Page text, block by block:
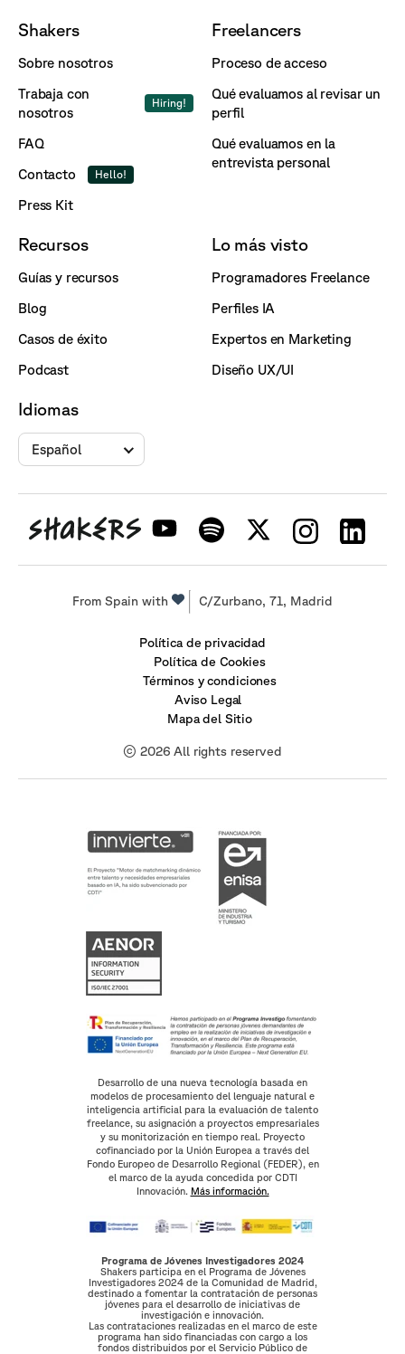
Shakers
Sobre nosotros
Trabaja con
nosotros
Hiring!
FAQ
Contacto
Hello!
Press Kit
Freelancers
Proceso de acceso
Qué evaluamos al revisar un
perfil
Qué evaluamos en la
entrevista personal
Recursos
Guías y recursos
Blog
Casos de éxito
Podcast
Lo más visto
Programadores Freelance
Perfiles IA
Expertos en Marketing
Diseño UX/UI
Idiomas
Español
From Spain with C/Zurbano, 71, Madrid
Política de privacidad
Política de Cookies
Términos y condiciones
Aviso Legal
Mapa del Sitio
© 2026 All rights reserved
Desarrollo de una nueva tecnología basada en
modelos de procesamiento del lenguaje natural e
inteligencia artificial para la evaluación de talento
freelance, su asignación a proyectos empresariales
y su monitorización en tiempo real. Proyecto
cofinanciado por la Unión Europea a través del
Fondo Europeo de Desarrollo Regional (FEDER), en
el marco de la ayuda concedida por CDTI
Innovación. Más información.
Programa de Jóvenes Investigadores 2024
Shakers participa en el Programa de Jóvenes
Investigadores 2024 de la Comunidad de Madrid,
destinado a fomentar la contratación de personas
jóvenes para el desarrollo de iniciativas de
investigación e innovación.
Las contrataciones realizadas en el marco de este
programa han sido financiadas con cargo a los
fondos distribuidos por el Servicio Público de